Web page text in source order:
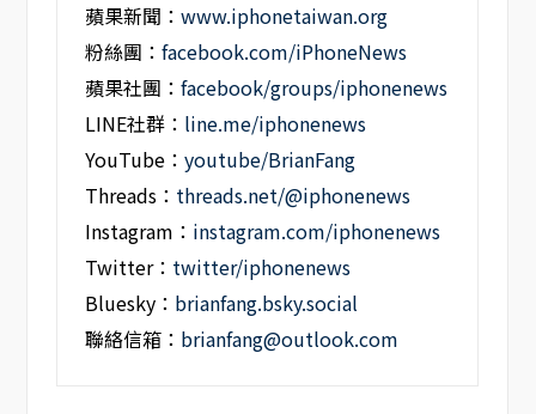
蘋果新聞：www.iphonetaiwan.org
粉絲團：facebook.com/iPhoneNews
蘋果社團：facebook/groups/iphonenews
LINE社群： line.me/iphonenews
YouTube：youtube/BrianFang
Threads： threads.net/@iphonenews
Instagram： instagram.com/iphonenews
Twitter： twitter/iphonenews
Bluesky： brianfang.bsky.social
聯絡信箱： brianfang@outlook.com